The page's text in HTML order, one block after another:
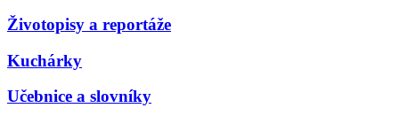
Životopisy a reportáže
Kuchárky
Učebnice a slovníky